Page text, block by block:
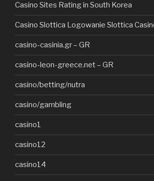
Casino Sites Rating in South Korea
Casino Slottica Logowanie Slottica
casino-casinia.gr – GR
casino-leon-greece.net – GR
casino/betting/nutra
casino/gambling
casino1
casino12
casino14